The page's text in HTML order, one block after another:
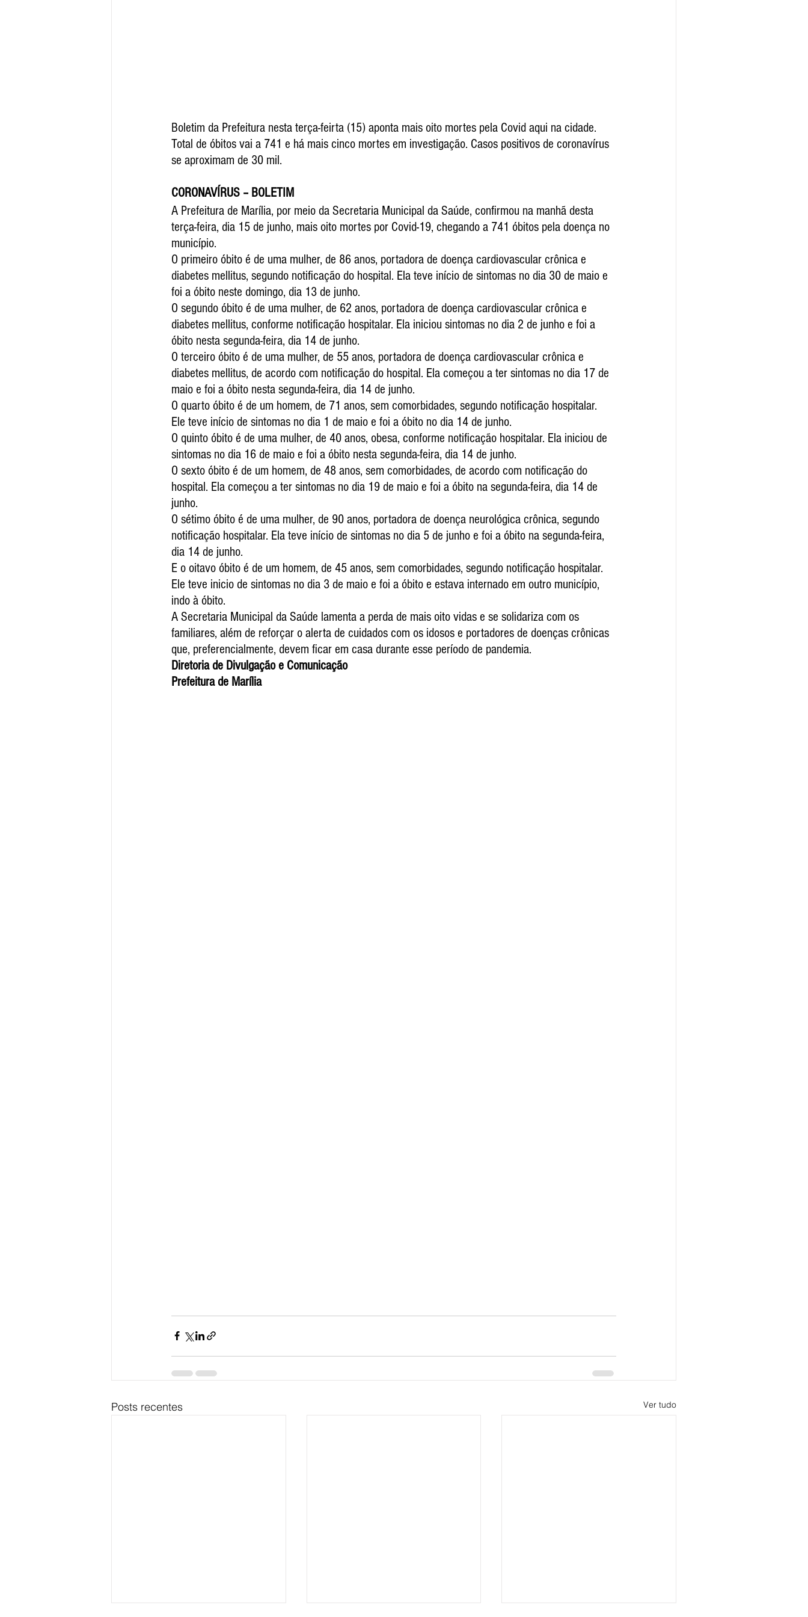
Boletim da Prefeitura nesta terça-feirta (15) aponta mais oito mortes pela Covid aqui na cidade.
Total de óbitos vai a 741 e há mais cinco mortes em investigação. Casos positivos de coronavírus
se aproximam de 30 mil.
CORONAVÍRUS – BOLETIM
A Prefeitura de Marília, por meio da Secretaria Municipal da Saúde, confirmou na manhã desta
terça-feira, dia 15 de junho, mais oito mortes por Covid-19, chegando a 741 óbitos pela doença no
município.
O primeiro óbito é de uma mulher, de 86 anos, portadora de doença cardiovascular crônica e
diabetes mellitus, segundo notificação do hospital. Ela teve início de sintomas no dia 30 de maio e
foi a óbito neste domingo, dia 13 de junho.
O segundo óbito é de uma mulher, de 62 anos, portadora de doença cardiovascular crônica e
diabetes mellitus, conforme notificação hospitalar. Ela iniciou sintomas no dia 2 de junho e foi a
óbito nesta segunda-feira, dia 14 de junho.
O terceiro óbito é de uma mulher, de 55 anos, portadora de doença cardiovascular crônica e
diabetes mellitus, de acordo com notificação do hospital. Ela começou a ter sintomas no dia 17 de
maio e foi a óbito nesta segunda-feira, dia 14 de junho.
O quarto óbito é de um homem, de 71 anos, sem comorbidades, segundo notificação hospitalar.
Ele teve início de sintomas no dia 1 de maio e foi a óbito no dia 14 de junho.
O quinto óbito é de uma mulher, de 40 anos, obesa, conforme notificação hospitalar. Ela iniciou de
sintomas no dia 16 de maio e foi a óbito nesta segunda-feira, dia 14 de junho.
O sexto óbito é de um homem, de 48 anos, sem comorbidades, de acordo com notificação do
hospital. Ela começou a ter sintomas no dia 19 de maio e foi a óbito na segunda-feira, dia 14 de
junho.
O sétimo óbito é de uma mulher, de 90 anos, portadora de doença neurológica crônica, segundo
notificação hospitalar. Ela teve início de sintomas no dia 5 de junho e foi a óbito na segunda-feira,
dia 14 de junho.
E o oitavo óbito é de um homem, de 45 anos, sem comorbidades, segundo notificação hospitalar.
Ele teve inicio de sintomas no dia 3 de maio e foi a óbito e estava internado em outro município,
indo à óbito.
A Secretaria Municipal da Saúde lamenta a perda de mais oito vidas e se solidariza com os
familiares, além de reforçar o alerta de cuidados com os idosos e portadores de doenças crônicas
que, preferencialmente, devem ficar em casa durante esse período de pandemia.
Diretoria de Divulgação e Comunicação
Prefeitura de Marília
Posts recentes Ver tudo